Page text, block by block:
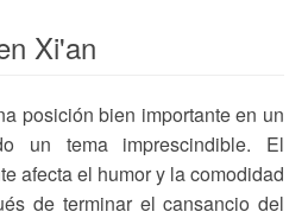
Xi'an
posición bien importante en un
un tema imprescindible. El
afecta el humor y la comodidad
de terminar el cansancio del